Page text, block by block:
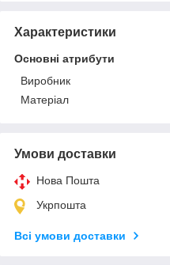
Характеристики
Основні атрибути
Виробник
Матеріал
Умови доставки
Нова Пошта
Укрпошта
Всі умови доставки